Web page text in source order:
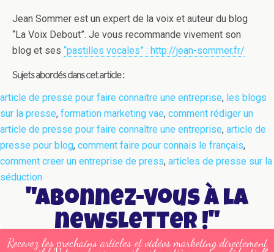
Jean Sommer est un expert de la voix et auteur du blog
“La Voix Debout”. Je vous recommande vivement son
blog et ses “pastilles vocales” : http://jean-sommer.fr/
Sujets abordés dans cet article :
article de presse pour faire connaitre une entreprise, les blogs
sur la presse, formation marketing vae, comment rédiger un
article de presse pour faire connaître une entreprise, article de
presse pour blog, comment faire pour connais le français,
comment creer un entreprise de press, articles de presse sur la
séduction
"Abonnez-vous à la
newsletter !"
Recevez les prochains articles et vidéos marketing directement